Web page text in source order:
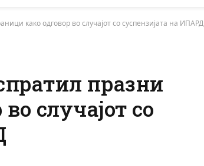
како одговор во случајот со суспензијата на ИПАРД
празни
случајот со